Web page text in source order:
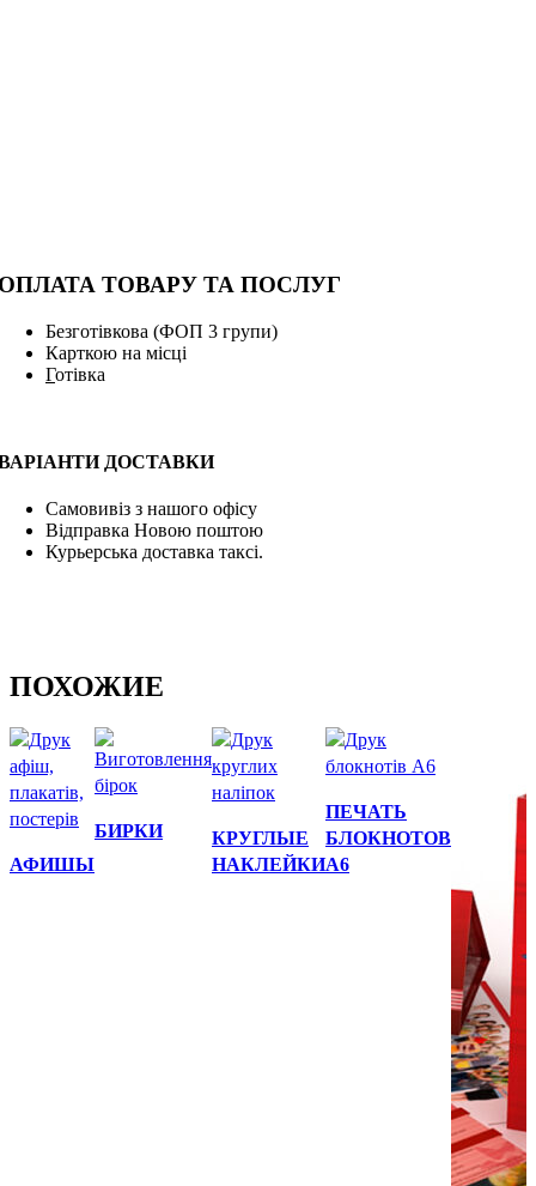
ТОВАРУ ТА ПОСЛУГ
Безготівкова (ФОП 3 групи)
Карткою на місці
Готівка
ДОСТАВКИ
Самовивіз з нашого офісу
Відправка Новою поштою
Курьерська доставка таксі.
ПОХОЖИЕ
просмотр
АФИШЫ
просмотр
БИРКИ
просмотр
КРУГЛЫЕ
НАКЛЕЙКИ
просмотр
ПЕЧАТЬ
БЛОКНОТОВ
А6